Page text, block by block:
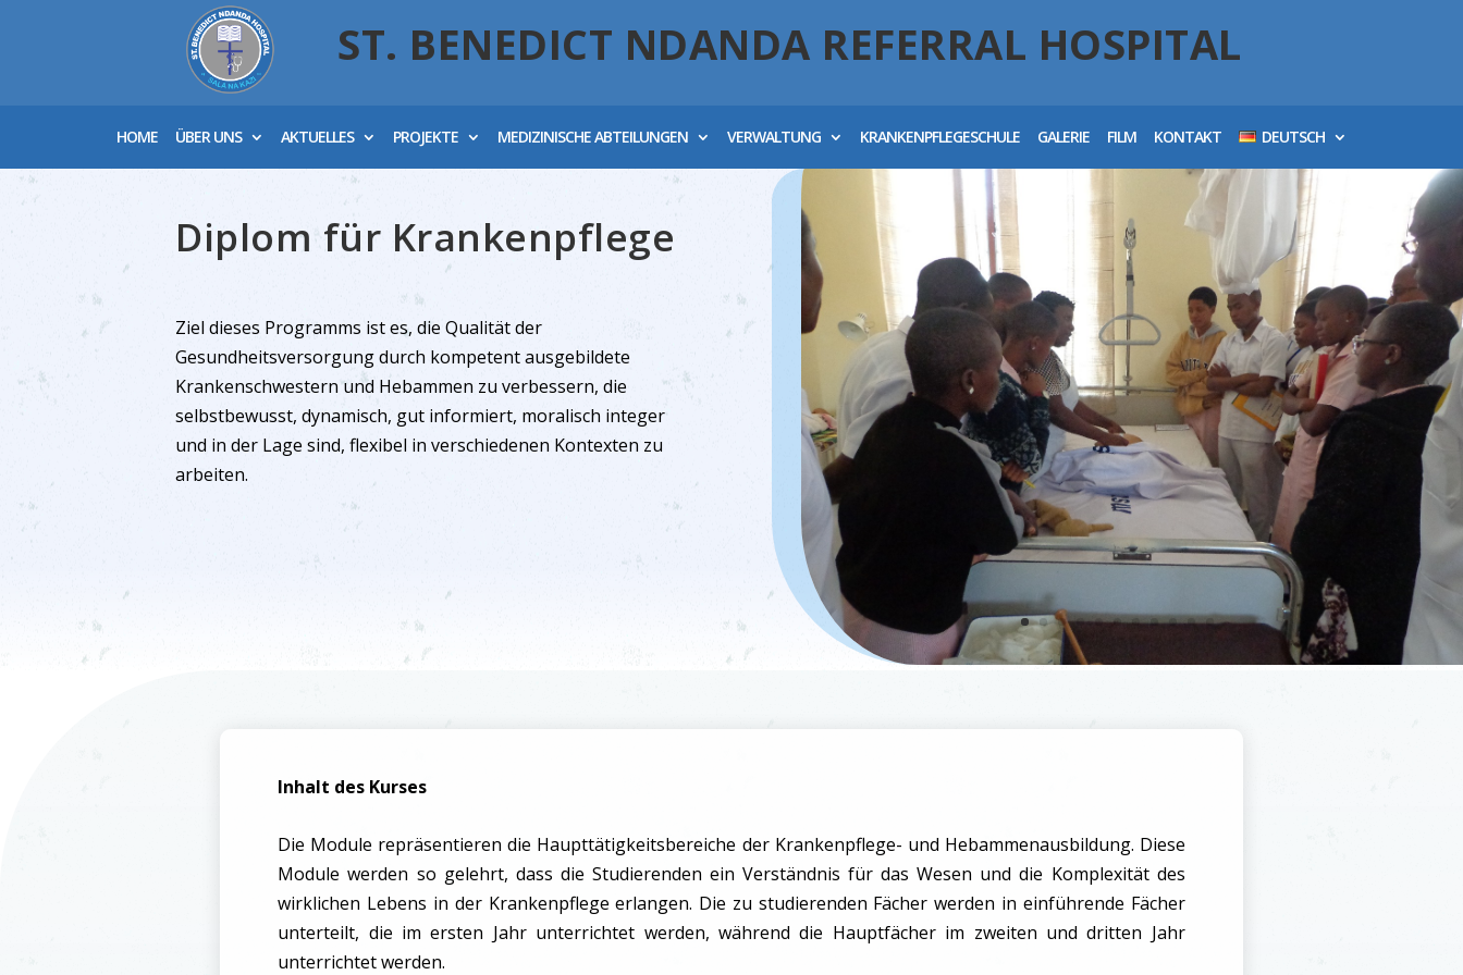
ST. BENEDICT NDANDA REFERRAL HOSPITAL
HOME ÜBER UNS AKTUELLES PROJEKTE MEDIZINISCHE ABTEILUNGEN VERWALTUNG KRANKENPFLEGESCHULE GALERIE FILM KONTAKT DEUTSCH
Diplom für Krankenpflege
Ziel dieses Programms ist es, die Qualität der
Gesundheitsversorgung durch kompetent ausgebildete
Krankenschwestern und Hebammen zu verbessern, die
selbstbewusst, dynamisch, gut informiert, moralisch integer
und in der Lage sind, flexibel in verschiedenen Kontexten zu
arbeiten.
Inhalt des Kurses
Die Module repräsentieren die Haupttätigkeitsbereiche der Krankenpflege- und Hebammenausbildung. Diese
Module werden so gelehrt, dass die Studierenden ein Verständnis für das Wesen und die Komplexität des
wirklichen Lebens in der Krankenpflege erlangen. Die zu studierenden Fächer werden in einführende Fächer
unterteilt, die im ersten Jahr unterrichtet werden, während die Hauptfächer im zweiten und dritten Jahr
unterrichtet werden.